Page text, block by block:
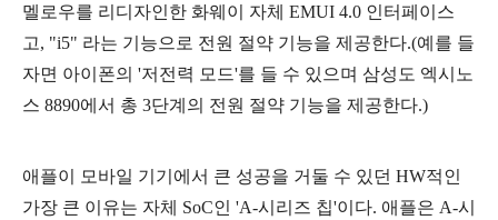
멜로우를 리디자인한 화웨이 자체 EMUI 4.0 인터페이스
고, "i5" 라는 기능으로 전원 절약 기능을 제공한다.(예를 들
자면 아이폰의 '저전력 모드'를 들 수 있으며 삼성도 엑시노
스 8890에서 총 3단계의 전원 절약 기능을 제공한다.)
애플이 모바일 기기에서 큰 성공을 거둘 수 있던 HW적인
가장 큰 이유는 자체 SoC인 'A-시리즈 칩'이다. 애플은 A-시